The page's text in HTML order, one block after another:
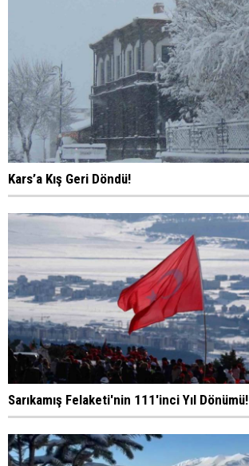
Kars’a Kış Geri Döndü!
Sarıkamış Felaketi'nin 111'inci Yıl Dönümü!